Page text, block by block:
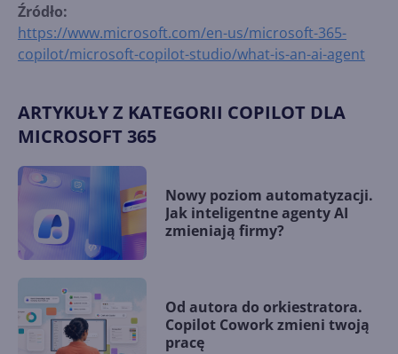
Źródło:
https://www.microsoft.com/en-us/microsoft-365-
copilot/microsoft-copilot-studio/what-is-an-ai-agent
ARTYKUŁY Z KATEGORII COPILOT DLA
MICROSOFT 365
Nowy poziom automatyzacji.
Jak inteligentne agenty AI
zmieniają firmy?
Od autora do orkiestratora.
Copilot Cowork zmieni twoją
pracę